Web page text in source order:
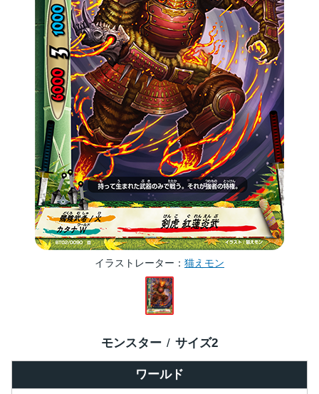
イラストレーター 猫えモン
ワールド
モンスター サイズ2